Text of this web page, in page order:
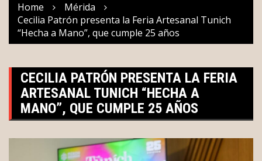
Home
Mérida
Cecilia Patrón presenta la Feria Artesanal Tunich
“Hecha a Mano”, que cumple 25 años
CECILIA PATRÓN PRESENTA LA FERIA
ARTESANAL TUNICH “HECHA A
MANO”, QUE CUMPLE 25 AÑOS